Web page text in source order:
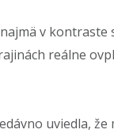
v
reálne
uviedla,